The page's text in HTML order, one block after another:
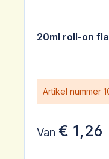
20ml roll-on
Artikel nummer
Van € 1,26